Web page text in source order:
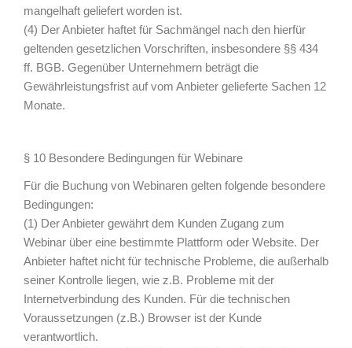
mangelhaft geliefert worden ist.
(4) Der Anbieter haftet für Sachmängel nach den hierfür
geltenden gesetzlichen Vorschriften, insbesondere §§ 434
ff. BGB. Gegenüber Unternehmern beträgt die
Gewährleistungsfrist auf vom Anbieter gelieferte Sachen 12
Monate.
§ 10 Besondere Bedingungen für Webinare
Für die Buchung von Webinaren gelten folgende besondere
Bedingungen:
(1) Der Anbieter gewährt dem Kunden Zugang zum
Webinar über eine bestimmte Plattform oder Website. Der
Anbieter haftet nicht für technische Probleme, die außerhalb
seiner Kontrolle liegen, wie z.B. Probleme mit der
Internetverbindung des Kunden. Für die technischen
Voraussetzungen (z.B.) Browser ist der Kunde
verantwortlich.